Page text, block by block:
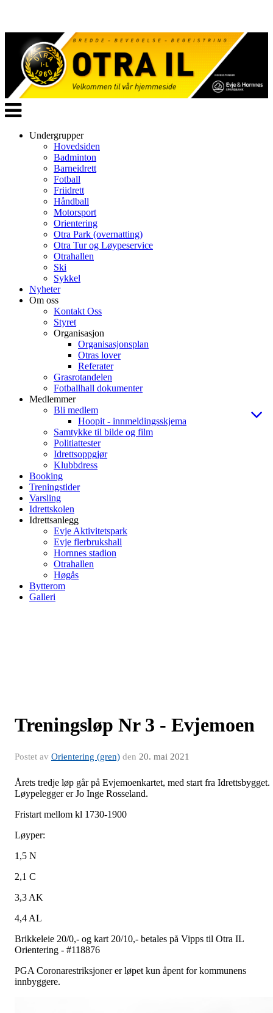
Veksle
navigasjon
Undergrupper
Hovedsiden
Badminton
Barneidrett
Fotball
Friidrett
Håndball
Motorsport
Orientering
Otra Park (overnatting)
Otra Tur og Løypeservice
Otrahallen
Ski
Sykkel
Nyheter
Om oss
Kontakt Oss
Styret
Organisasjon
Organisasjonsplan
Otras lover
Referater
Grasrotandelen
Fotballhall dokumenter
Medlemmer
Bli medlem
Hoopit - innmeldingsskjema
Samtykke til bilde og film
Politiattester
Idrettsoppgjør
Klubbdress
Booking
Treningstider
Varsling
Idrettskolen
Idrettsanlegg
Evje Aktivitetspark
Evje flerbrukshall
Hornnes stadion
Otrahallen
Høgås
Bytterom
Galleri
Treningsløp Nr 3 - Evjemoen
Postet av Orientering (gren) den 20. mai 2021
Årets tredje løp går på Evjemoenkartet, med start fra Idrettsbygget.
Løypelegger er Jo Inge Rosseland.
Fristart mellom kl 1730-1900
Løyper:
1,5 N
2,1 C
3,3 AK
4,4 AL
Brikkeleie 20/0,- og kart 20/10,- betales på Vipps til Otra IL
Orientering - #118876
PGA Coronarestriksjoner er løpet kun åpent for kommunens
innbyggere.